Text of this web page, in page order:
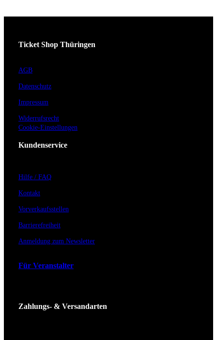
Ticket Shop Thüringen
AGB
Datenschutz
Impressum
Widerrufsrecht
Cookie-Einstellungen
Kundenservice
Hilfe / FAQ
Kontakt
Vorverkaufsstellen
Barrierefreiheit
Anmeldung zum Newsletter
Für Veranstalter
Zahlungs- & Versandarten